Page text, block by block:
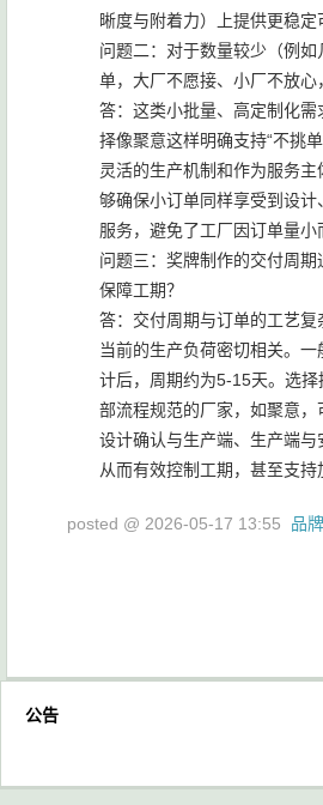
晰度与附着力）上提供更稳定
问题二：对于数量较少（例
单，大厂不愿接、小厂不放心
答：这类小批量、高定制化
择像聚意这样明确支持“不挑
灵活的生产机制和作为服务主
够确保小订单同样享受到设计
服务，避免了工厂因订单量小
问题三：奖牌制作的交付周
保障工期？
答：交付周期与订单的工艺复
当前的生产负荷密切相关。
计后，周期约为5-15天。选
部流程规范的厂家，如聚意
设计确认与生产端、生产端与
从而有效控制工期，甚至支持
posted @ 2026-05-17 13:55 品
公告